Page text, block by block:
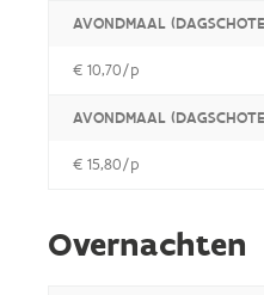
AVONDMAAL
€ 10,70/p
AVONDMAAL
€ 15,80/p
Overnachten